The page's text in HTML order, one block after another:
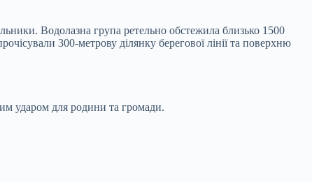
Водолазна група ретельно обстежила близько 1500
300-метрову ділянку берегової лінії та поверхню
ударом для родини та громади.